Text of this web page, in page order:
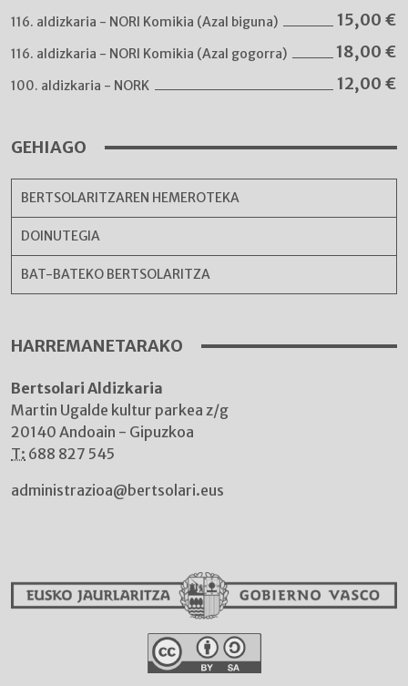
116. aldizkaria - NORI Komikia (Azal biguna) 15,00 €
116. aldizkaria - NORI Komikia (Azal gogorra) 18,00 €
100. aldizkaria - NORK 12,00 €
GEHIAGO
BERTSOLARITZAREN HEMEROTEKA
DOINUTEGIA
BAT-BATEKO BERTSOLARITZA
HARREMANETARAKO
Bertsolari Aldizkaria
Martin Ugalde kultur parkea z/g
20140 Andoain - Gipuzkoa
T: 688 827 545
administrazioa@bertsolari.eus